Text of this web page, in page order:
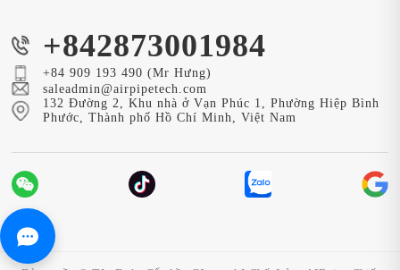
+842873001984
+84 909 193 490 (Mr Hưng)
saleadmin@airpipetech.com
132 Đường 2, Khu nhà ở Vạn Phúc 1, Phường Hiệp Bình
Phước, Thành phố Hồ Chí Minh, Việt Nam